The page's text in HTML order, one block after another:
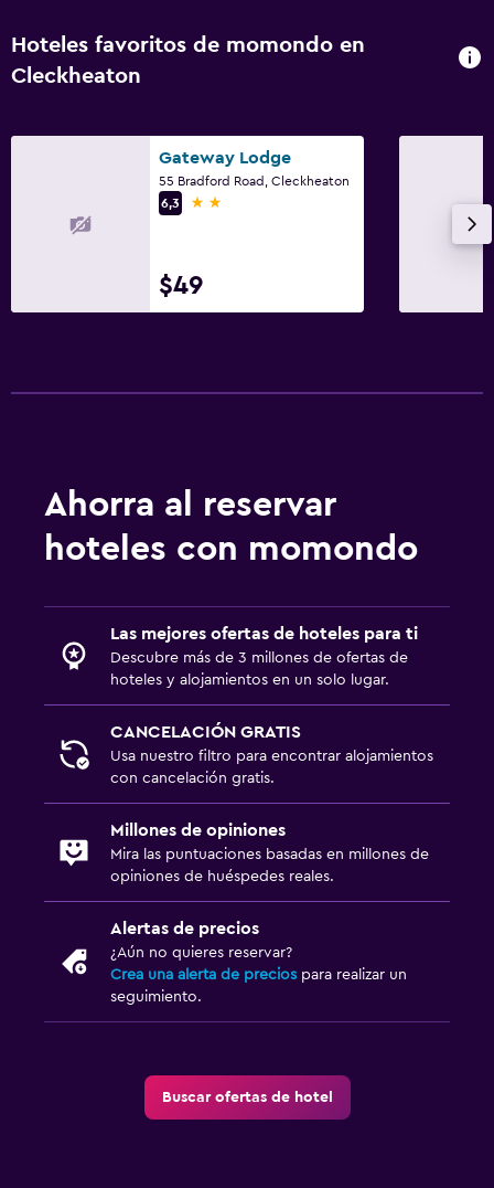
Terraza/patio
Jardín
Estacionamiento y transporte
Estacionamiento gratuito
Cuna/cama nido disponibles
Equipo infantil para zona de juegos al aire libre
Plancha y tabla de planchar
Hoteles favoritos de momondo en
Cleckheaton
Gateway Lodge
55 Bradford Road, Cleckheaton
6,3
2 estrellas
$49
Ahorra al reservar
hoteles con momondo
Las mejores ofertas de hoteles para ti
Descubre más de 3 millones de ofertas de
hoteles y alojamientos en un solo lugar.
CANCELACIÓN GRATIS
Usa nuestro filtro para encontrar alojamientos
con cancelación gratis.
Millones de opiniones
Mira las puntuaciones basadas en millones de
opiniones de huéspedes reales.
Alertas de precios
¿Aún no quieres reservar?
Crea una alerta de precios para realizar un
seguimiento.
Buscar ofertas de hotel